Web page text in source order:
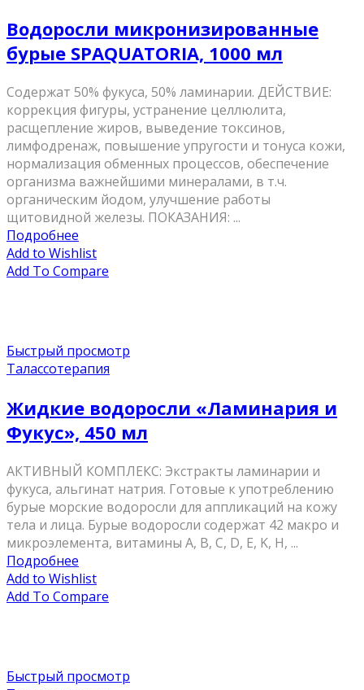
Водоросли микронизированные
бурые SPAQUATORIA, 1000 мл
Содержат 50% фукуса, 50% ламинарии. ДЕЙСТВИЕ:
коррекция фигуры, устранение целлюлита,
расщепление жиров, выведение токсинов,
лимфодренаж, повышение упругости и тонуса кожи,
нормализация обменных процессов, обеспечение
организма важнейшими минералами, в т.ч.
органическим йодом, улучшение работы
щитовидной железы. ПОКАЗАНИЯ: ...
Подробнее
Add to Wishlist
Add To Compare
Быстрый просмотр
Талассотерапия
Жидкие водоросли «Ламинария и
Фукус», 450 мл
AКТИВНЫЙ КОМПЛЕКС: Экстракты ламинарии и
фукуса, альгинат натрия. Готовые к употреблению
бурые морские водоросли для аппликаций на кожу
тела и лица. Бурые водоросли содержат 42 макро и
микроэлемента, витамины A, В, C, D, Е, K, H, ...
Подробнее
Add to Wishlist
Add To Compare
Быстрый просмотр